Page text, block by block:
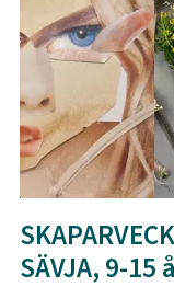
SÄVJA, 9-15